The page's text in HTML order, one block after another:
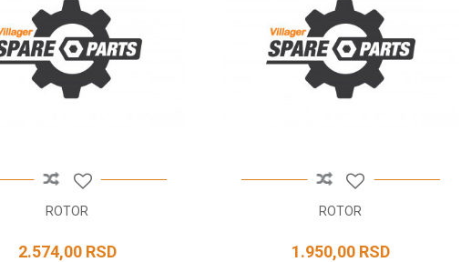
ROTOR
2.574,00 RSD
ROTOR
1.950,00 RSD